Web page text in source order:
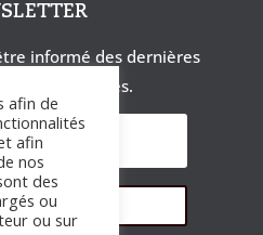
informé des dernières
des exclusivités.
afin de
afin
nos
des
ou
ou sur